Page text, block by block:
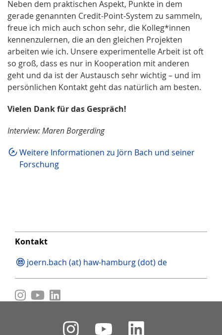
Neben dem praktischen Aspekt, Punkte in dem
gerade genannten Credit-Point-System zu sammeln,
freue ich mich auch schon sehr, die Kolleg*innen
kennenzulernen, die an den gleichen Projekten
arbeiten wie ich. Unsere experimentelle Arbeit ist oft
so groß, dass es nur in Kooperation mit anderen
geht und da ist der Austausch sehr wichtig – und im
persönlichen Kontakt geht das natürlich am besten.
Vielen Dank für das Gespräch!
Interview: Maren Borgerding
Weitere Informationen zu Jörn Bach und seiner
Forschung
Kontakt
joern.bach (at) haw-hamburg (dot) de